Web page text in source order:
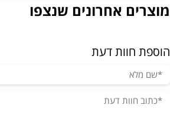
מוצרים אחרונים שנצפו
הוספת חוות דעת